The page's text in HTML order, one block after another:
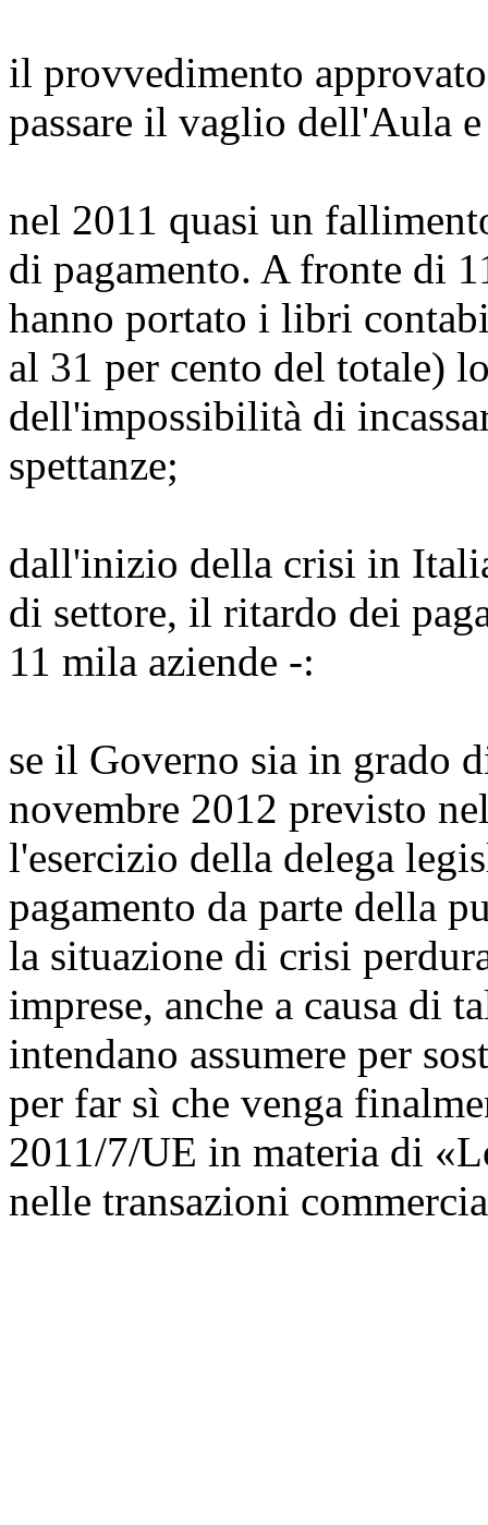
il provvedimento
passare il vaglio dell'Aula
nel 2011 quasi un
di pagamento. A fronte di
hanno portato i libri
al 31 per cento del totale)
dell'impossibilità di
spettanze;
dall'inizio della crisi in
di settore, il ritardo dei
11 mila aziende -:
se il Governo sia in grado
novembre 2012 previsto
l'esercizio della delega
pagamento da parte della
la situazione di crisi
imprese, anche a causa di
intendano assumere per
per far sì che venga
2011/7/UE in materia di
nelle transazioni